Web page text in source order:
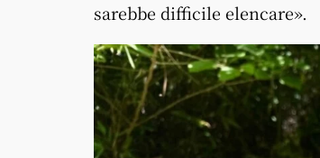
sarebbe difficile elencare».